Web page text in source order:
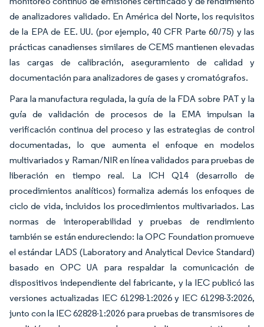
de analizadores validado. En América del Norte, los requisitos
de la EPA de EE. UU. (por ejemplo, 40 CFR Parte 60/75) y las
prácticas canadienses similares de CEMS mantienen elevadas
las cargas de calibración, aseguramiento de calidad y
documentación para analizadores de gases y cromatógrafos.
Para la manufactura regulada, la guía de la FDA sobre PAT y la
guía de validación de procesos de la EMA impulsan la
verificación continua del proceso y las estrategias de control
documentadas, lo que aumenta el enfoque en modelos
multivariados y Raman/NIR en línea validados para pruebas de
liberación en tiempo real. La ICH Q14 (desarrollo de
procedimientos analíticos) formaliza además los enfoques de
ciclo de vida, incluidos los procedimientos multivariados. Las
normas de interoperabilidad y pruebas de rendimiento
también se están endureciendo: la OPC Foundation promueve
el estándar LADS (Laboratory and Analytical Device Standard)
basado en OPC UA para respaldar la comunicación de
dispositivos independiente del fabricante, y la IEC publicó las
versiones actualizadas IEC 61298-1:2026 y IEC 61298-3:2026,
junto con la IEC 62828-1:2026 para pruebas de transmisores de